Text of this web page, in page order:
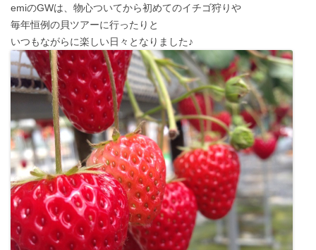
emiのGWは、物心ついてから初めてのイチゴ狩りや
毎年恒例の貝ツアーに行ったりと
いつもながらに楽しい日々となりました♪